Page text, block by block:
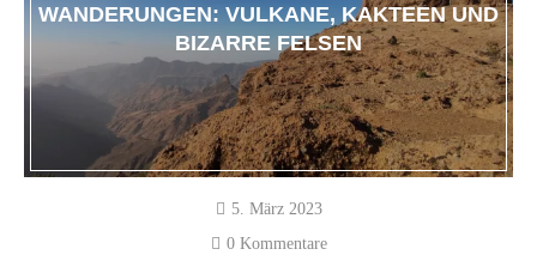
WANDERUNGEN: VULKANE, KAKTEEN UND
BIZARRE FELSEN
5. März 2023
0 Kommentare